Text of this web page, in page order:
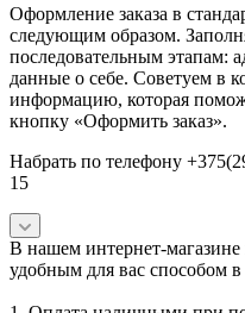
Оформление заказа в
следующим образом.
последовательным этапам:
данные о себе. Советуем в
информацию, которая
кнопку «Оформить заказ».
Набрать по телефону
15
В нашем интернет-магазине
удобным для вас способом в